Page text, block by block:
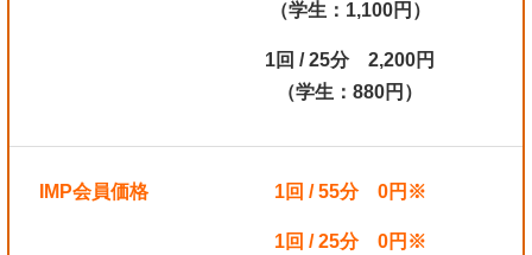
（学生：1,100円）
1回 / 25分 2,200円
（学生：880円）
IMP会員価格 1回 / 55分 0円※
1回 / 25分 0円※